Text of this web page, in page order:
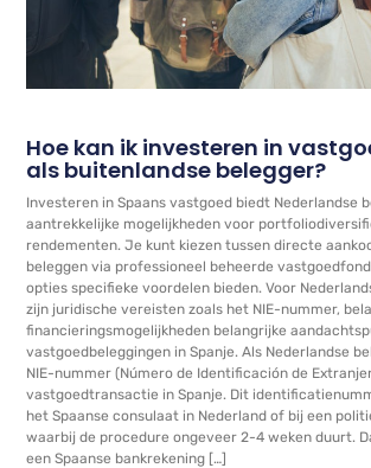
Hoe kan ik investeren in
als buitenlandse belegger?
Investeren in Spaans vastgoed biedt Nederlandse
aantrekkelijke mogelijkheden voor
rendementen. Je kunt kiezen tussen directe
beleggen via professioneel beheerde
opties specifieke voordelen bieden. Voor
zijn juridische vereisten zoals het NIE-nummer,
financieringsmogelijkheden belangrijke
vastgoedbeleggingen in Spanje. Als Nederlandse
NIE-nummer (Número de Identificación de
vastgoedtransactie in Spanje. Dit
het Spaanse consulaat in Nederland of bij een
waarbij de procedure ongeveer 2-4 weken duurt.
een Spaanse bankrekening […]